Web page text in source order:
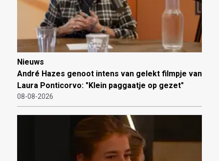
Nieuws
André Hazes genoot intens van gelekt filmpje van
Laura Ponticorvo: "Klein paggaatje op gezet"
08-08-2026